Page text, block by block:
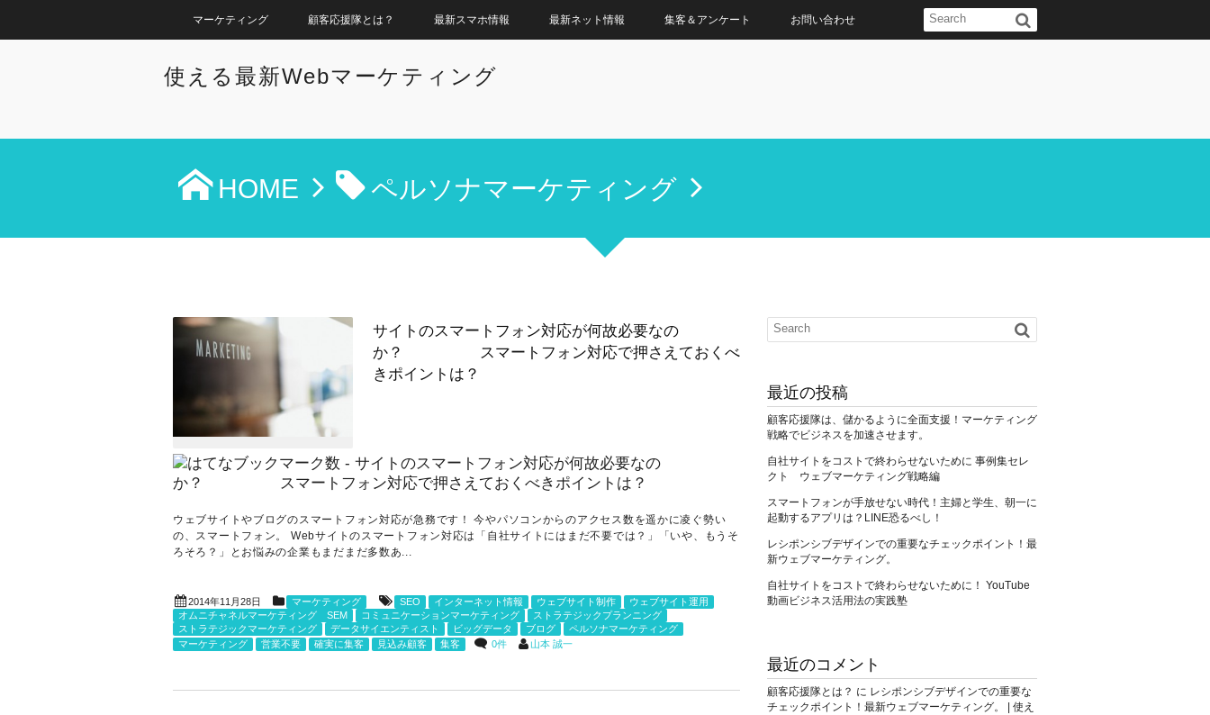
マーケティング 顧客応援隊とは？ 最新スマホ情報 最新ネット情報 集客＆アンケート お問い合わせ
使える最新Webマーケティング
HOME ペルソナマーケティング
サイトのスマートフォン対応が何故必要なの
か？ スマートフォン対応で押さえておくべ
きポイントは？
ウェブサイトやブログのスマートフォン対応が急務です！ 今やパソコンからのアクセス数を遥かに凌ぐ勢い
の、スマートフォン。 Webサイトのスマートフォン対応は「自社サイトにはまだ不要では？」「いや、もうそ
ろそろ？」とお悩みの企業もまだまだ多数あ...
2014年11月28日 マーケティング SEO インターネット情報 ウェブサイト制作
ウェブサイト運用
オムニチャネルマーケティング SEM
コミュニケーションマーケティング
ストラテジックプランニング
ストラテジックマーケティング
データサイエンティスト ビッグデータ ブログ
ペルソナマーケティング
マーケティング
営業不要 確実に集客 見込み顧客 集客 0件 山本 誠一
最近の投稿
顧客応援隊は、儲かるように全面支援！マーケティング
戦略でビジネスを加速させます。
自社サイトをコストで終わらせないために 事例集セレ
クト ウェブマーケティング戦略編
スマートフォンが手放せない時代！主婦と学生、朝一に
起動するアプリは？LINE恐るべし！
レシポンシブデザインでの重要なチェックポイント！最
新ウェブマーケティング。
自社サイトをコストで終わらせないために！ YouTube
動画ビジネス活用法の実践塾
最近のコメント
顧客応援隊とは？ に レシポンシブデザインでの重要な
チェックポイント！最新ウェブマーケティング。 | 使え